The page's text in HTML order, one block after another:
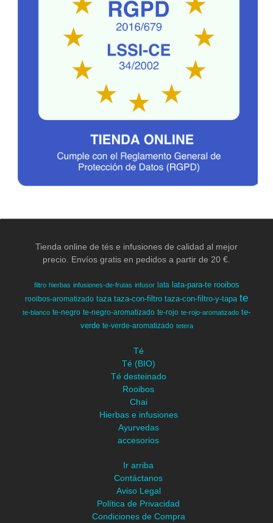
Tienda online de tés e infusiones de calidad al mejor
precio. Envíos gratis en pedidos a partir de 20 €.
filtro hierbas infusiones-de-frutas infusor lata lata-para-te rooibos
rooibos-aromatizado taza taza-con-filtro taza-con-filtro-y-tapa te
te-blanco te-negro te-negro-aromatizado te-rojo te-rojo-aromatizado te-
verde te-verde-aromatizado tetera
Té
Té (BIO)
Té desteinado
Rooibos
Chai
Hierbas e infusiones
Ayurvedas
accesorios
Ir arriba
Contáctanos
Aviso Legal
Política de Privacidad
Condiciones de Compra